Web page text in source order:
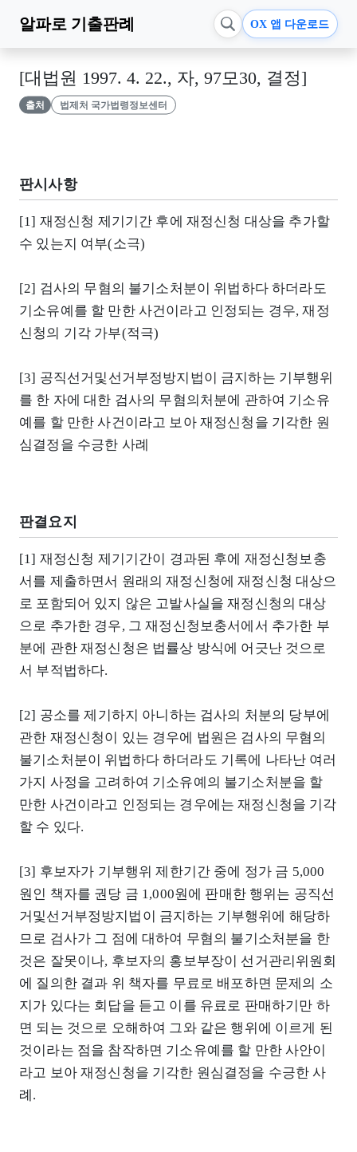
알파로 기출판례 OX 앱 다운로드
[대법원 1997. 4. 22., 자, 97모30, 결정]
출처 법제처 국가법령정보센터
판시사항
[1] 재정신청 제기기간 후에 재정신청 대상을 추가할
수 있는지 여부(소극)
[2] 검사의 무혐의 불기소처분이 위법하다 하더라도
기소유예를 할 만한 사건이라고 인정되는 경우, 재정
신청의 기각 가부(적극)
[3] 공직선거및선거부정방지법이 금지하는 기부행위
를 한 자에 대한 검사의 무혐의처분에 관하여 기소유
예를 할 만한 사건이라고 보아 재정신청을 기각한 원
심결정을 수긍한 사례
판결요지
[1] 재정신청 제기기간이 경과된 후에 재정신청보충
서를 제출하면서 원래의 재정신청에 재정신청 대상으
로 포함되어 있지 않은 고발사실을 재정신청의 대상
으로 추가한 경우, 그 재정신청보충서에서 추가한 부
분에 관한 재정신청은 법률상 방식에 어긋난 것으로
서 부적법하다.
[2] 공소를 제기하지 아니하는 검사의 처분의 당부에
관한 재정신청이 있는 경우에 법원은 검사의 무혐의
불기소처분이 위법하다 하더라도 기록에 나타난 여러
가지 사정을 고려하여 기소유예의 불기소처분을 할
만한 사건이라고 인정되는 경우에는 재정신청을 기각
할 수 있다.
[3] 후보자가 기부행위 제한기간 중에 정가 금 5,000
원인 책자를 권당 금 1,000원에 판매한 행위는 공직선
거및선거부정방지법이 금지하는 기부행위에 해당하
므로 검사가 그 점에 대하여 무혐의 불기소처분을 한
것은 잘못이나, 후보자의 홍보부장이 선거관리위원회
에 질의한 결과 위 책자를 무료로 배포하면 문제의 소
지가 있다는 회답을 듣고 이를 유료로 판매하기만 하
면 되는 것으로 오해하여 그와 같은 행위에 이르게 된
것이라는 점을 참작하면 기소유예를 할 만한 사안이
라고 보아 재정신청을 기각한 원심결정을 수긍한 사
례.